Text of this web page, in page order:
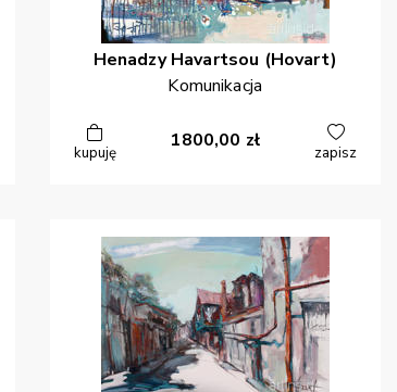
Henadzy Havartsou (Hovart)
Komunikacja
kupuję
1800,00 zł
zapisz